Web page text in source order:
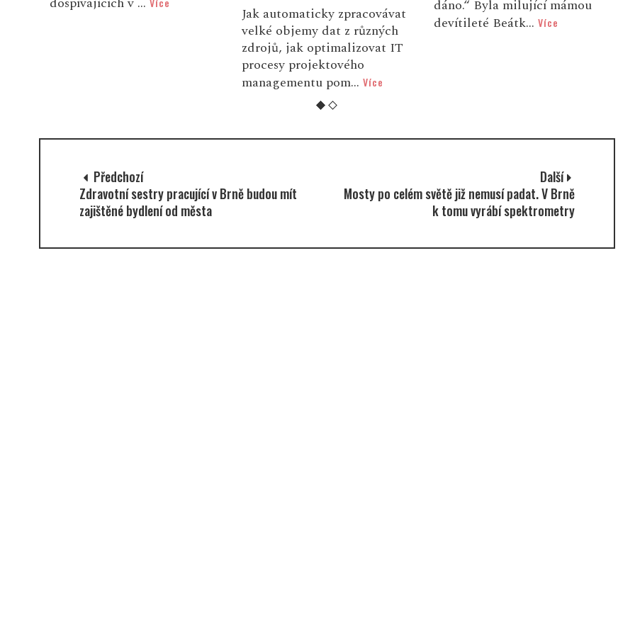
Jak automaticky zpracovávat
dáno.“ Byla milující mámou
devítileté Beátk...Více
technologická platforma
(HYTEP) se připojuje k
Předchozí
Zdravotní sestry pracující v Brně budou mít
zajištěné bydlení od města
Další
Mosty po celém světě již nemusí padat. V Brně
k tomu vyrábí spektrometry